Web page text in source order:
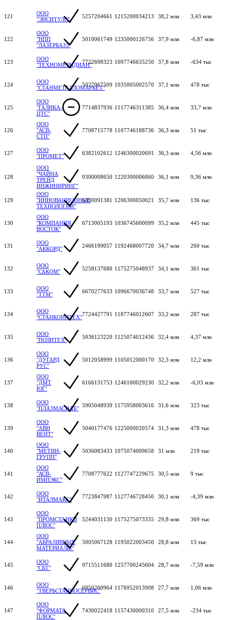
121
ООО
"ЭНСИТУЛС"
5257204661 1215200034213 38,2 млн 3,43 млн
122
ООО
"НПП
"ЛАЗЕРБАЗЗ"
5010061749 1235000126756 37,9 млн -6,87 млн
123
ООО
"ТЕХНОМЕРИДИАН"7722698323 1097746635250 37,8 млн -634 тыс
124
ООО
"СТАНМЕТАЛЛОМАРКЕТ"
5027067509 1035005002570 37,1 млн 478 тыс
125
ООО
"ГАЛИКА-
ЦТС"
7714837936 1117746311385 36,4 млн 33,7 млн
126
ООО
"АСВ-
СТП"
7708715778 1107746188736 36,3 млн 51 тыс
127
ООО
"ПРОМЕТ"
6382102612 1246300020691 36,3 млн 4,56 млн
128
ООО
"ЧАЙНА
ТРЕЙД
ИНЖИНИРИНГ"
0300008650 1220300006860 36,1 млн 9,36 млн
129
ООО
"ИННОВАЦИОННЫЕ
ТЕХНОЛОГИИ"
6330091381 1206300050021 35,7 млн 136 тыс
130
ООО
"КОМПАНИЯ
ВОСТОК"
6713005193 1036745600099 35,2 млн 445 тыс
131
ООО
"АККОРД"
2466199057 1192468007720 34,7 млн 260 тыс
132
ООО
"САКОМ"
5258137680 1175275048937 34,1 млн 361 тыс
133
ООО
"ТТМ"
6670277633 1096670036748 33,7 млн 527 тыс
134
ООО
"СТАНКОИНТЕХ"7724427791 1187746012607 33,2 млн 287 тыс
135
ООО
"ПОЛИТЕХ"
5036123220 1125074012436 32,4 млн 4,37 млн
136
ООО
"ДУГАРД
РУС"
5012058999 1105012000170 32,3 млн 12,2 млн
137
ООО
"ДМТ
ЮГ"
6166131753 1246100029230 32,2 млн -6,03 млн
138
ООО
"ПЛАЗМАСНАБ" 5905048939 1175958003616 31,6 млн 323 тыс
139
ООО
"АВН
ВЕНТ"
5040177476 1225000020574 31,3 млн 478 тыс
140
ООО
"МЕТИН-
ГРУПП"
5036083433 1075074009658 31 млн 219 тыс
141
ООО
"АСВ-
ИМПЭКС"
7708777622 1127747229675 30,5 млн 9 тыс
142
ООО
"ИТАЛМАКС"
7723847987 1127746728450 30,1 млн -4,39 млн
143
ООО
"ПРОМСТАНКИ
ПЛЮС"
5244031130 1175275073335 29,8 млн 369 тыс
144
ООО
"АБРАЗИВНЫЕ
МАТЕРИАЛЫ"
5005067128 1195022003450 28,8 млн 13 тыс
145
ООО
"СБТ"
9715511680 1257700245604 28,7 млн -7,59 млн
146
ООО
"ТВЕРЬСТАНКОСЕРВИС"
6950209964 1176952013908 27,7 млн 1,06 млн
147
ООО
"ФОРМАТА
ПЛЮС"
7430022418 1157430000310 27,5 млн -234 тыс